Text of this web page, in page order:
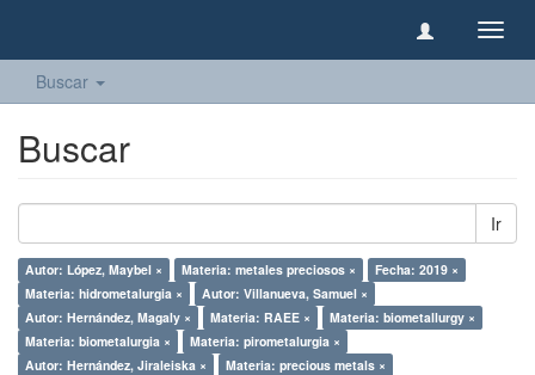
Buscar
Buscar
Ir
Autor: López, Maybel × Materia: metales preciosos ×
Fecha: 2019 ×
Materia: hidrometalurgia ×
Autor: Villanueva, Samuel ×
Autor: Hernández, Magaly ×
Materia: RAEE ×
Materia: biometallurgy ×
Materia: biometalurgia ×
Materia: pirometalurgia ×
Autor: Hernández, Jiraleiska ×
Materia: precious metals ×